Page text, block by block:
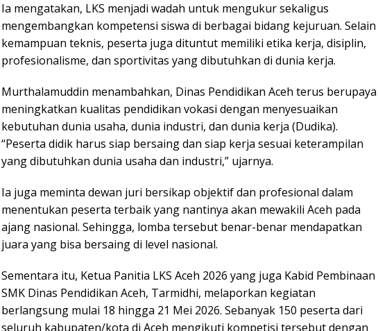
Ia mengatakan, LKS menjadi wadah untuk mengukur sekaligus
mengembangkan kompetensi siswa di berbagai bidang kejuruan. Selain
kemampuan teknis, peserta juga dituntut memiliki etika kerja, disiplin,
profesionalisme, dan sportivitas yang dibutuhkan di dunia kerja.
Murthalamuddin menambahkan, Dinas Pendidikan Aceh terus berupaya
meningkatkan kualitas pendidikan vokasi dengan menyesuaikan
kebutuhan dunia usaha, dunia industri, dan dunia kerja (Dudika).
“Peserta didik harus siap bersaing dan siap kerja sesuai keterampilan
yang dibutuhkan dunia usaha dan industri,” ujarnya.
Ia juga meminta dewan juri bersikap objektif dan profesional dalam
menentukan peserta terbaik yang nantinya akan mewakili Aceh pada
ajang nasional. Sehingga, lomba tersebut benar-benar mendapatkan
juara yang bisa bersaing di level nasional.
Sementara itu, Ketua Panitia LKS Aceh 2026 yang juga Kabid Pembinaan
SMK Dinas Pendidikan Aceh, Tarmidhi, melaporkan kegiatan
berlangsung mulai 18 hingga 21 Mei 2026. Sebanyak 150 peserta dari
seluruh kabupaten/kota di Aceh mengikuti kompetisi tersebut dengan